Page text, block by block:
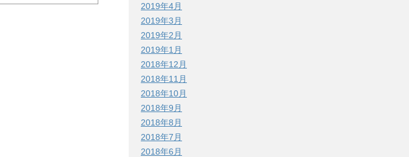
2019年4月
2019年3月
2019年2月
2019年1月
2018年12月
2018年11月
2018年10月
2018年9月
2018年8月
2018年7月
2018年6月